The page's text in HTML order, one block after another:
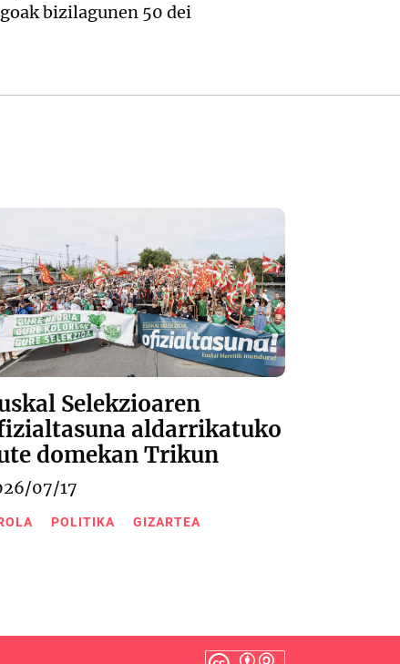
bizilagunen 50 dei
Selekzioaren
aldarrikatuko
domekan Trikun
07/17
POLITIKA GIZARTEA